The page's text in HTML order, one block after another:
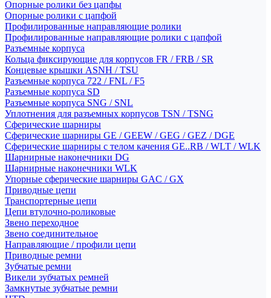
Опорные ролики без цапфы
Опорные ролики с цапфой
Профилированные направляющие ролики
Профилированные направляющие ролики с цапфой
Разъемные корпуса
Кольца фиксирующие для корпусов FR / FRB / SR
Концевые крышки ASNH / TSU
Разъемные корпуса 722 / FNL / F5
Разъемные корпуса SD
Разъемные корпуса SNG / SNL
Уплотнения для разъемных корпусов TSN / TSNG
Сферические шарниры
Сферические шарниры GE / GEEW / GEG / GEZ / DGE
Сферические шарниры с телом качения GE..RB / WLT / WLK
Шарнирные наконечники DG
Шарнирные наконечники WLK
Упорные сферические шарниры GAC / GX
Приводные цепи
Транспортерные цепи
Цепи втулочно-роликовые
Звено переходное
Звено соединительное
Направляющие / профили цепи
Приводные ремни
Зубчатые ремни
Викели зубчатых ремней
Замкнутые зубчатые ремни